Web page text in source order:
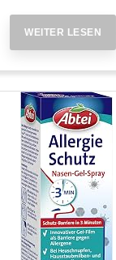
WEITER LESEN